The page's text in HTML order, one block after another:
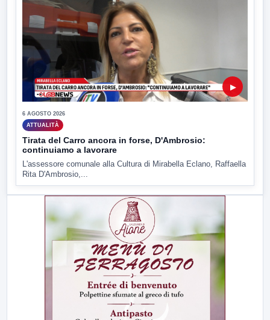
▶
6 AGOSTO 2026
ATTUALITÀ
Tirata del Carro ancora in forse, D'Ambrosio:
continuiamo a lavorare
L'assessore comunale alla Cultura di Mirabella Eclano, Raffaella
Rita D'Ambrosio,...